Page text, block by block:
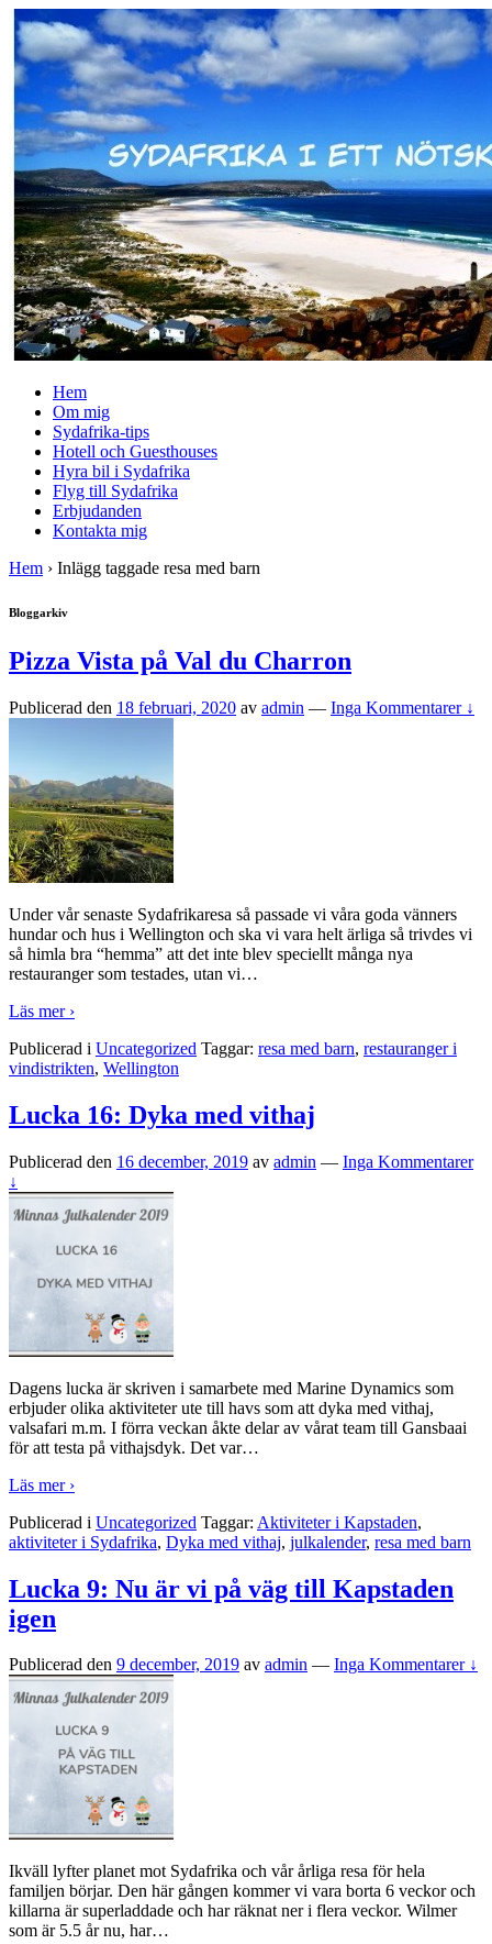
Skip
to
Main
Content
Hem
Om mig
Sydafrika-tips
Hotell och Guesthouses
Hyra bil i Sydafrika
Flyg till Sydafrika
Erbjudanden
Kontakta mig
Hem › Inlägg taggade resa med barn
Bloggarkiv
Pizza Vista på Val du Charron
Publicerad den 18 februari, 2020 av admin — Inga Kommentarer ↓
Under vår senaste Sydafrikaresa så passade vi våra goda vänners
hundar och hus i Wellington och ska vi vara helt ärliga så trivdes vi
så himla bra “hemma” att det inte blev speciellt många nya
restauranger som testades, utan vi…
Läs mer ›
Publicerad i Uncategorized Taggar: resa med barn, restauranger i
vindistrikten, Wellington
Lucka 16: Dyka med vithaj
Publicerad den 16 december, 2019 av admin — Inga Kommentarer
↓
Dagens lucka är skriven i samarbete med Marine Dynamics som
erbjuder olika aktiviteter ute till havs som att dyka med vithaj,
valsafari m.m. I förra veckan åkte delar av vårat team till Gansbaai
för att testa på vithajsdyk. Det var…
Läs mer ›
Publicerad i Uncategorized Taggar: Aktiviteter i Kapstaden,
aktiviteter i Sydafrika, Dyka med vithaj, julkalender, resa med barn
Lucka 9: Nu är vi på väg till Kapstaden
igen
Publicerad den 9 december, 2019 av admin — Inga Kommentarer ↓
Ikväll lyfter planet mot Sydafrika och vår årliga resa för hela
familjen börjar. Den här gången kommer vi vara borta 6 veckor och
killarna är superladdade och har räknat ner i flera veckor. Wilmer
som är 5.5 år nu, har…